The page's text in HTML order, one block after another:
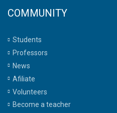
COMMUNITY
Students
Professors
News
Afiliate
Volunteers
Become a teacher